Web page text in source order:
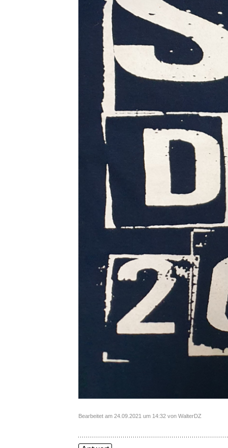
Bearbeitet am 24.09.2021 um 14:32 von WalterDZ